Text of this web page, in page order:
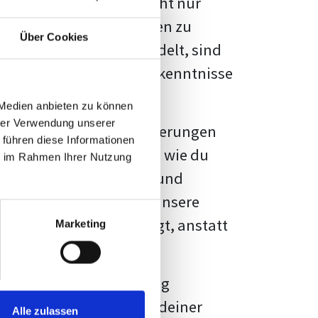
Über Cookies
anbieten zu können
Verwendung unserer
diese Informationen
Rahmen Ihrer Nutzung
Marketing
Alle zulassen
Fakten und Quellen zu
handelt, sind
und Erkenntnisse
vor diesen Herausforderungen
kannst, sondern auch, wie du
Formatierung und
Erwartungen, und unsere
Vorlage zeigt, anstatt
große Herausforderung
wird die Formatierung deiner